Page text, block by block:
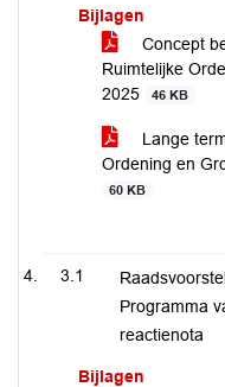
Bijlagen
Concept
Ruimtelijke
2025
46 KB
Lange
Ordening en
60 KB
3.1
Programma
reactienota
Bijlagen